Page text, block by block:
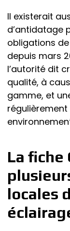
Il existerait
d’antidatage
obligations
depuis mars
l’autorité dit
qualité, à
gamme, et
La fiche
locales